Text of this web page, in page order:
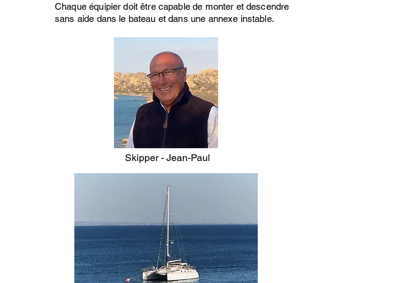
Chaque équipier doit être capable de monter et descendre
sans aide dans le bateau et dans une annexe instable.
Skipper - Jean-Paul